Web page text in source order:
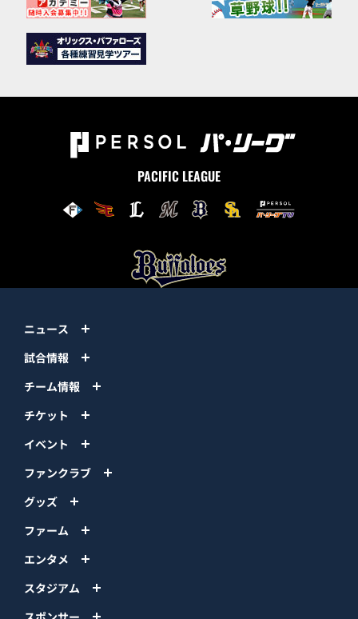
PACIFIC LEAGUE
ニュース
試合情報
チーム情報
チケット
イベント
ファンクラブ
グッズ
ファーム
エンタメ
スタジアム